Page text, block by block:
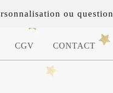
ou
CGV CONTACT